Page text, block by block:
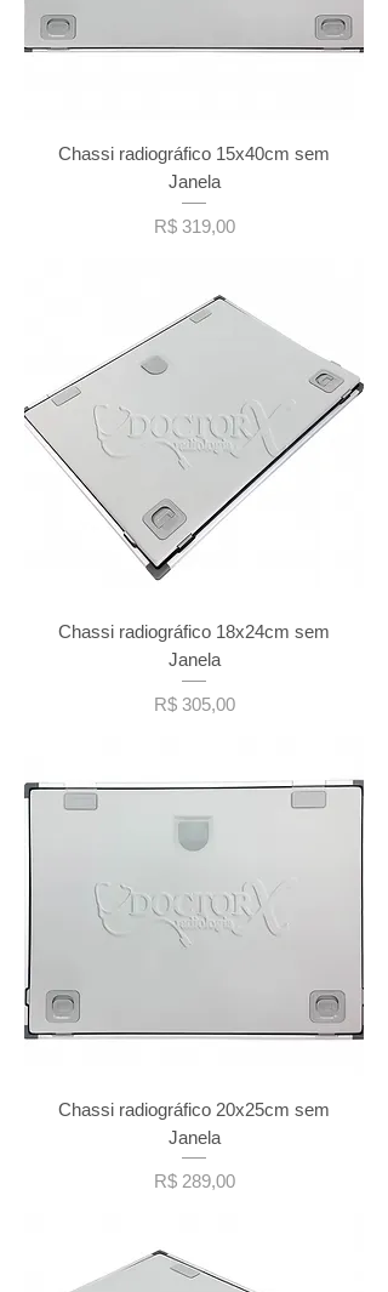
Chassi radiográfico 15x40cm sem
Janela
Preço
R$ 319,00
Chassi radiográfico 18x24cm sem
Janela
Preço
R$ 305,00
Chassi radiográfico 20x25cm sem
Janela
Preço
R$ 289,00